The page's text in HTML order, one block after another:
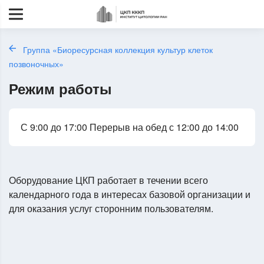
Группа «Биоресурсная коллекция культур клеток
позвоночных»
Режим работы
С 9:00 до 17:00 Перерыв на обед с 12:00 до 14:00
Оборудование ЦКП работает в течении всего
календарного года в интересах базовой организации и
для оказания услуг сторонним пользователям.